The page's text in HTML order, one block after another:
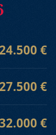
24.500 €
27.500 €
32.000 €